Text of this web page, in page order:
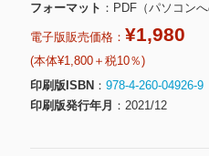
フォーマット
PDF（パソコン
電子版販売価格： ¥1,980
(本体¥1,800＋税10％)
印刷版ISBN
978-4-260-04926-9
印刷版発行年月
2021/12